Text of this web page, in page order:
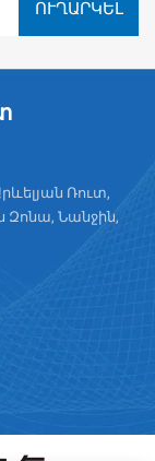
Ռուտ,
Զոնա, Նանջին,